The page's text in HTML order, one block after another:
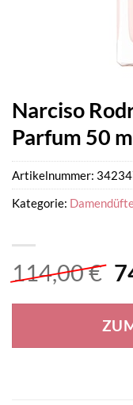
Narciso
Parfum 50
114,00€
Artikelnummer:
Kategorie: